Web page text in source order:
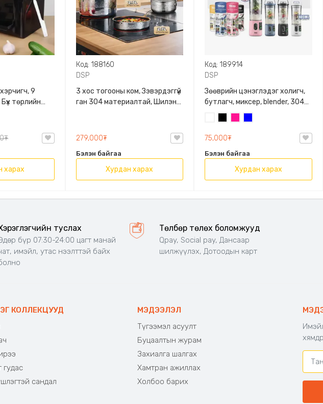
9
төрлийн
, DSP,
харах
Код: 188160
DSP
3 хос тогооны ком, Зэвэрдэггүй
ган 304 материалтай, Шилэн
сав, 1.5л, 2.7л, 5л багтаамжтай
279,000₮
Бэлэн байгаа
Хурдан харах
Код: 189914
DSP
Зөөврийн цэнэглэдэг холигч,
бутлагч, миксер, blender, 304
ган иртэй, 400 мл
багтаамжтай, 4 өнгийн
сонголттой , DSP, KJ2206
75,000₮
Бэлэн байгаа
Хурдан харах
туслах
бүр 07:30-24:00 цагт манай
имэйл, утас нээлттэй байх
Төлбөр төлөх боломжууд
Qpay, Social pay, Дансаар
шилжүүлэх, Дотоодын карт
КОЛЛЕКЦУУД
гудас
сандал
МЭДЭЭЛЭЛ
Түгээмэл асуулт
Буцаалтын журам
Захиалга шалгах
Хамтран ажиллах
Холбоо барих